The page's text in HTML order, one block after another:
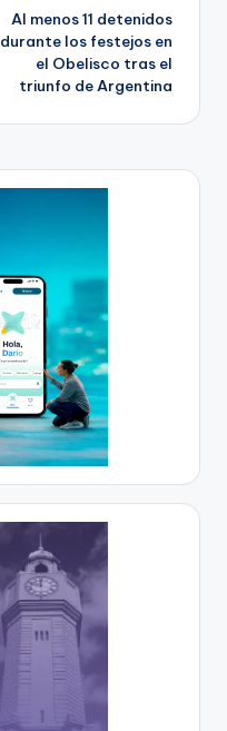
Al menos 11 detenidos
durante los festejos en
el Obelisco tras el
triunfo de Argentina